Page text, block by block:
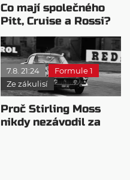
Co mají společného
Pitt, Cruise a Rossi?
Všichni řídili
monopost F1
7.8. 21:24
Formule 1
Ze zákulisí
Proč Stirling Moss
nikdy nezávodil za